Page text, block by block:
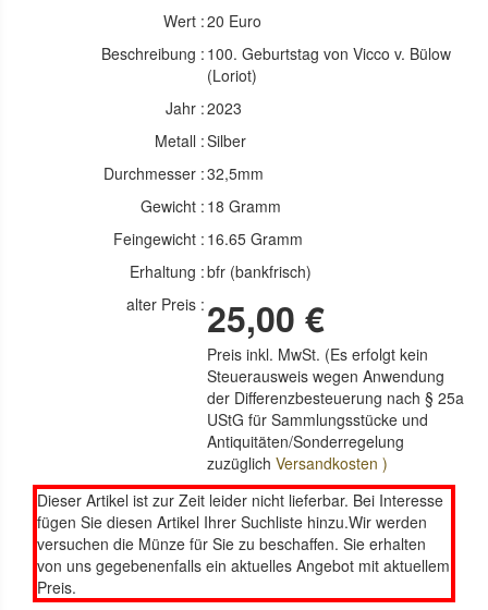
Wert :20 Euro
Beschreibung : 100. Geburtstag von Vicco v. Bülow
(Loriot)
Jahr :2023
Metall :Silber
Durchmesser :32,5mm
Gewicht : 18 Gramm
Feingewicht : 16.65 Gramm
Erhaltung :bfr (bankfrisch)
alter Preis : 25,00 €
Preis inkl. MwSt. (Es erfolgt kein
Steuerausweis wegen Anwendung
der Differenzbesteuerung nach § 25a
UStG für Sammlungsstücke und
Antiquitäten/Sonderregelung
zuzüglichVersandkosten )
Dieser Artikel ist zur Zeit leider nicht lieferbar. Bei Interesse
fügen Sie diesen Artikel Ihrer Suchliste hinzu.Wir werden
versuchen die Münze für Sie zu beschaffen. Sie erhalten
von uns gegebenenfalls ein aktuelles Angebot mit aktuellem
Preis.